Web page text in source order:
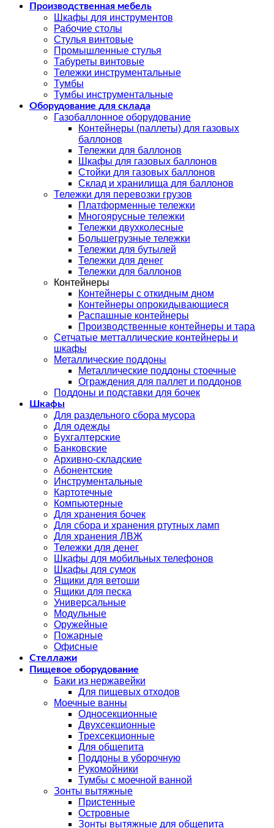
Производственная мебель
Шкафы для инструментов
Рабочие столы
Стулья винтовые
Промышленные стулья
Табуреты винтовые
Тележки инструментальные
Тумбы
Тумбы инструментальные
Оборудование для склада
Газобаллонное оборудование
Контейнеры (паллеты) для газовых
баллонов
Тележки для баллонов
Шкафы для газовых баллонов
Стойки для газовых баллонов
Склад и хранилища для баллонов
Тележки для перевозки грузов
Платформенные тележки
Многоярусные тележки
Тележки двухколесные
Большегрузные тележки
Тележки для бутылей
Тележки для денег
Тележки для баллонов
Контейнеры
Контейнеры с откидным дном
Контейнеры опрокидывающиеся
Распашные контейнеры
Производственные контейнеры и тара
Сетчатые метталлические контейнеры и
шкафы
Металлические поддоны
Металлические поддоны стоечные
Ограждения для паллет и поддонов
Поддоны и подставки для бочек
Шкафы
Для раздельного сбора мусора
Для одежды
Бухгалтерские
Банковские
Архивно-складские
Абонентские
Инструментальные
Картотечные
Компьютерные
Для хранения бочек
Для сбора и хранения ртутных ламп
Для хранения ЛВЖ
Тележки для денег
Шкафы для мобильных телефонов
Шкафы для сумок
Ящики для ветоши
Ящики для песка
Универсальные
Модульные
Оружейные
Пожарные
Офисные
Стеллажи
Пищевое оборудование
Баки из нержавейки
Для пищевых отходов
Моечные ванны
Односекционные
Двухсекционные
Трехсекционные
Для общепита
Поддоны в уборочную
Рукомойники
Тумбы с моечной ванной
Зонты вытяжные
Пристенные
Островные
Зонты вытяжные для общепита